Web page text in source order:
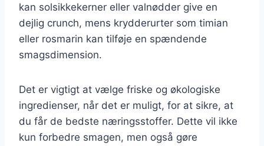
kan solsikkekerner eller valnødder give en
dejlig crunch, mens krydderurter som timian
eller rosmarin kan tilføje en spændende
smagsdimension.
Det er vigtigt at vælge friske og økologiske
ingredienser, når det er muligt, for at sikre, at
du får de bedste næringsstoffer. Dette vil ikke
kun forbedre smagen, men også gøre